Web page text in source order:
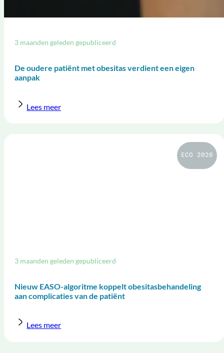
De oudere patiënt met obesitas verdient een eigen
aanpak
3 maanden geleden gepubliceerd
Lees meer
Nieuw EASO-algoritme koppelt obesitasbehandeling
aan complicaties van de patiënt
3 maanden geleden gepubliceerd
Lees meer
ECO 2026